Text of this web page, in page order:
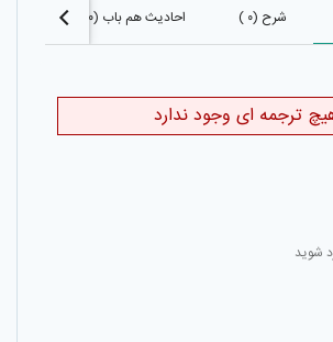
شرح (۰ ) احادیث هم باب (۰)
ترجمه ای وجود ندارد
شوید